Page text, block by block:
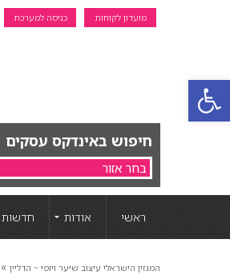
פתח סרגל נגישות
מועדון לקוחות כניסה למערכת
חיפוש באינדקס עסקים
ראשי אודות חדשות
המגזין הישראלי עיצוב שיער ויופי ~ הדליין »